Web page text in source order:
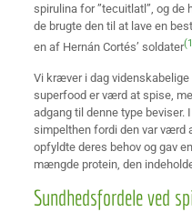
spirulina for ”tecuitlatl”, og de
de brugte den til at lave en
en af Hernán Cortés’ soldater
Vi kræver i dag
superfood er værd at spise,
adgang til denne type
simpelthen fordi den var værd
opfyldte deres behov og gav
mængde protein, den
Sundhedsfordele ved